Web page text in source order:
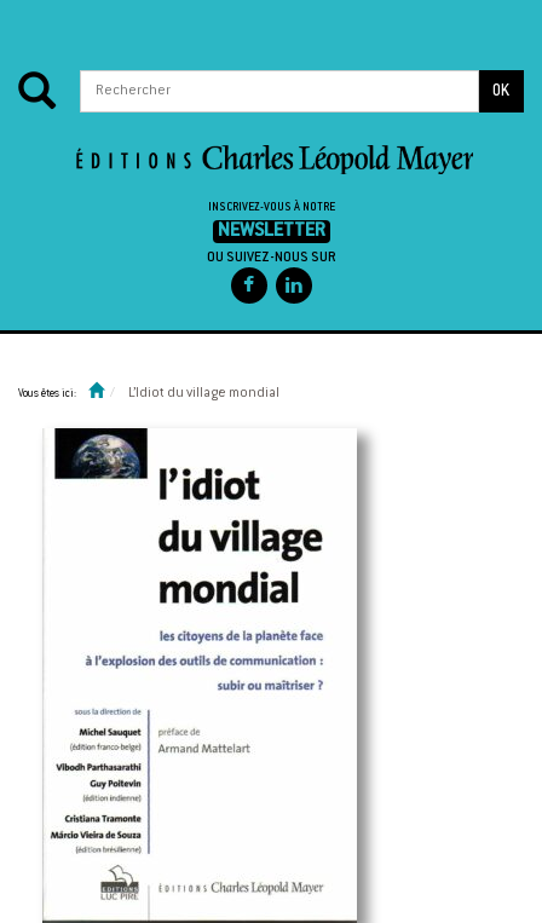
OK
INSCRIVEZ-VOUS À NOTRE
NEWSLETTER
OU SUIVEZ-NOUS SUR
Vous êtes ici: L’Idiot du village mondial